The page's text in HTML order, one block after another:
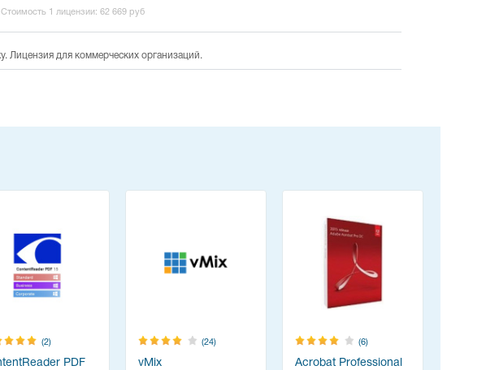
Стоимость 1 лицензии: 62 669 руб
Лицензия для коммерческих организаций.
(2)
PDF
(24)
vMix
(6)
Acrobat Professional